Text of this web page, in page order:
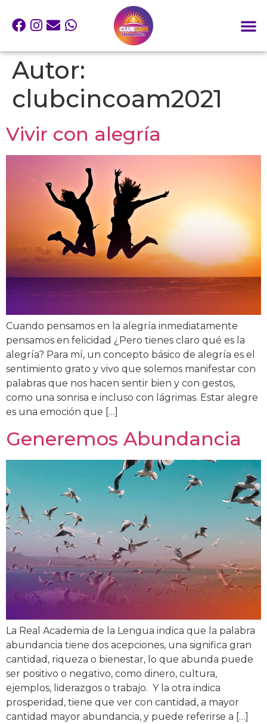
Autor:
clubcincoam2021
Vivir con alegría
Cuando pensamos en la alegría inmediatamente
pensamos en felicidad ¿Pero tienes claro qué es la
alegría? Para mí, un concepto básico de alegría es el
sentimiento grato y vivo que solemos manifestar con
palabras que nos hacen sentir bien y con gestos,
como una sonrisa e incluso con lágrimas. Estar alegre
es una emoción que […]
Generemos Abundancia
La Real Academia de la Lengua indica que la palabra
abundancia tiene dos acepciones, una significa gran
cantidad, riqueza o bienestar, lo que abunda puede
ser positivo o negativo, como dinero, cultura,
ejemplos, liderazgos o trabajo. Y la otra indica
prosperidad, tiene que ver con cantidad, a mayor
cantidad mayor abundancia, y puede referirse a […]